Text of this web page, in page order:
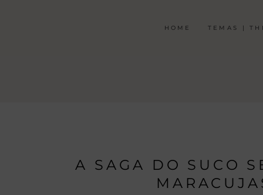
HOME TEMAS |
A SAGA DO SUCO